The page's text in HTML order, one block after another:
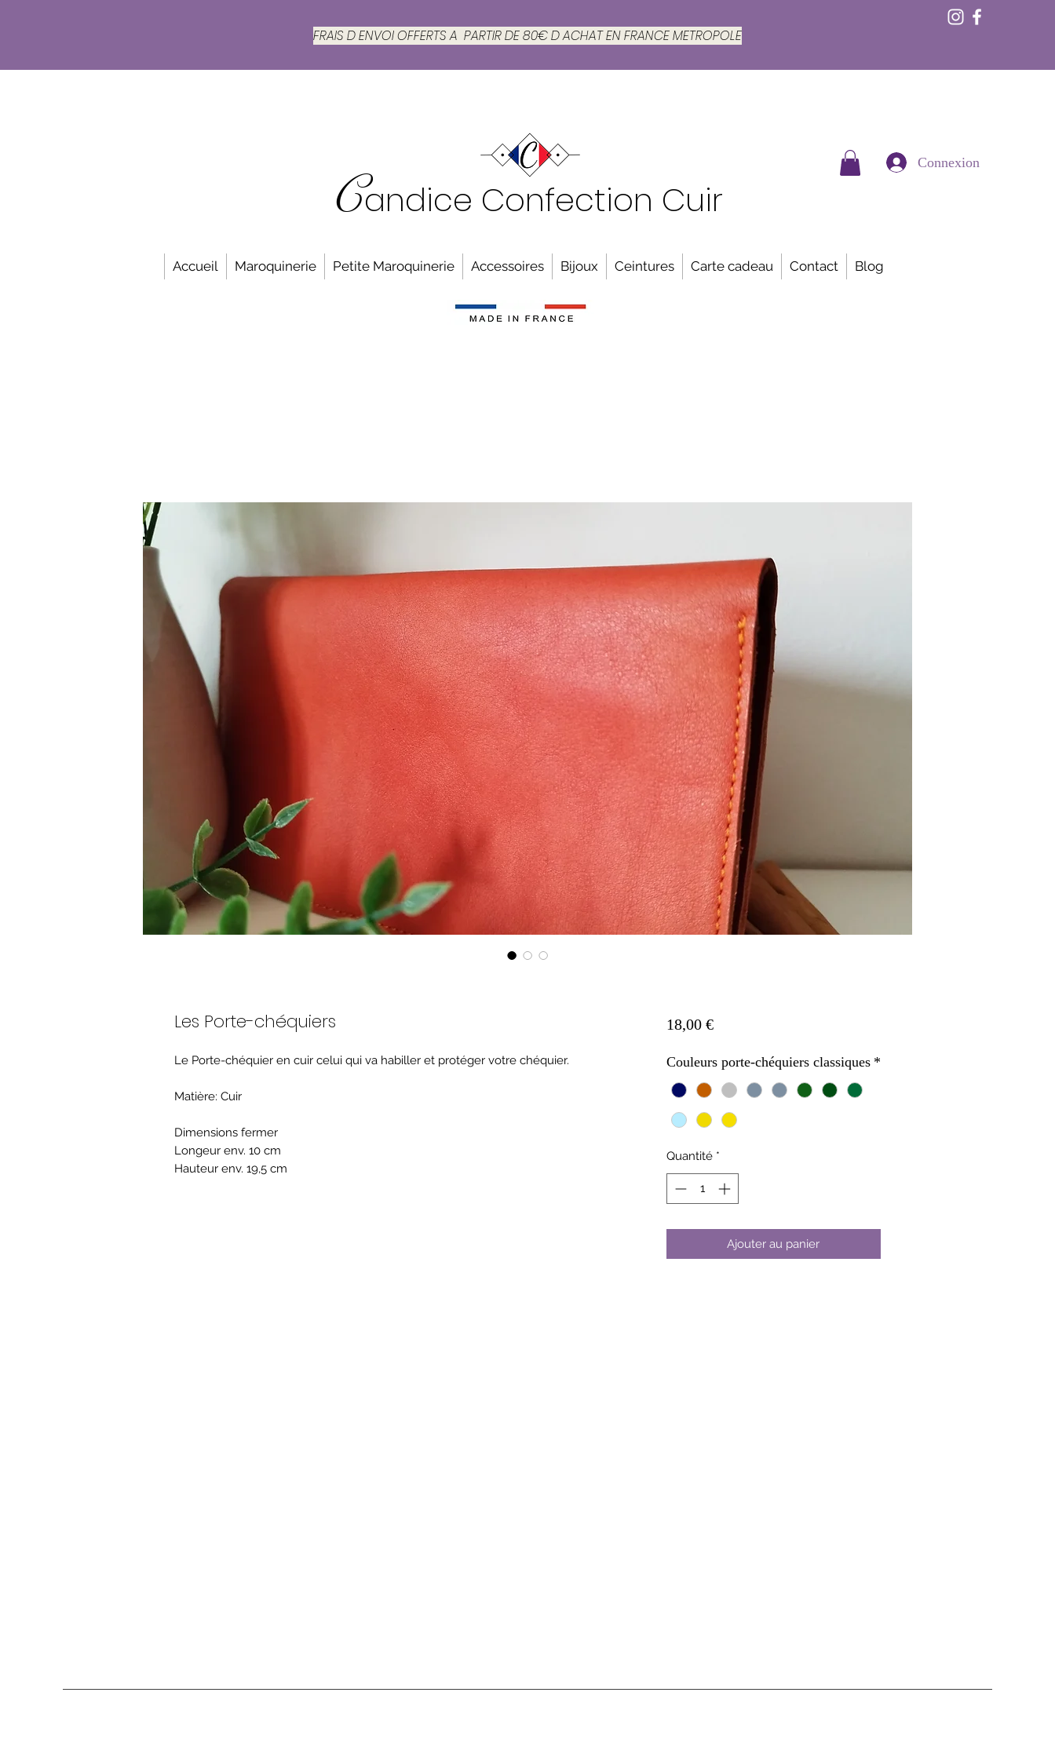
FRAIS D ENVOI OFFERTS A PARTIR DE 80€ D ACHAT EN FRANCE METROPOLE
Candice Confection Cuir
Connexion
Accueil Maroquinerie Petite Maroquinerie Accessoires Bijoux Ceintures Carte cadeau Contact Blog
Les Porte-chéquiers
Le Porte-chéquier en cuir celui qui va habiller et protéger votre chéquier.
Matière: Cuir
Dimensions fermer
Longeur env. 10 cm
Hauteur env. 19,5 cm
18,00 €Prix
Couleurs porte-chéquiers classiques *
Quantité *
Ajouter au panier